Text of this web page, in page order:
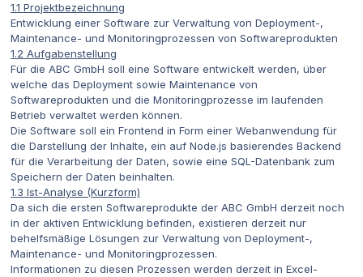
1.1 Projektbezeichnung
Entwicklung einer Software zur Verwaltung von Deployment-,
Maintenance- und Monitoringprozessen von Softwareprodukten
1.2 Aufgabenstellung
Für die ABC GmbH soll eine Software entwickelt werden, über
welche das Deployment sowie Maintenance von
Softwareprodukten und die Monitoringprozesse im laufenden
Betrieb verwaltet werden können.
Die Software soll ein Frontend in Form einer Webanwendung für
die Darstellung der Inhalte, ein auf Node.js basierendes Backend
für die Verarbeitung der Daten, sowie eine SQL-Datenbank zum
Speichern der Daten beinhalten.
1.3 Ist-Analyse (Kurzform)
Da sich die ersten Softwareprodukte der ABC GmbH derzeit noch
in der aktiven Entwicklung befinden, existieren derzeit nur
behelfsmäßige Lösungen zur Verwaltung von Deployment-,
Maintenance- und Monitoringprozessen.
Informationen zu diesen Prozessen werden derzeit in Excel-